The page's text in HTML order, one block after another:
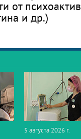
от
и др.)
5 августа 2026 г.